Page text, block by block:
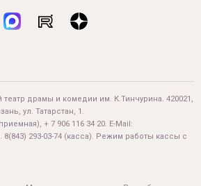
театр драмы и комедии им. К.Тинчурина. 420021,
ул. Татарстан, 1.
+ 7 906 116 34 20. E-Mail:
. 8(843) 293-03-74 (касса). Режим работы кассы с